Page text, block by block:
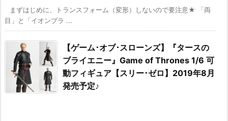
まずはじめに、トランスフォーム（変形）しないので要注意★ 「両
目」と「イオンブラ ...
【ゲーム･オブ･スローンズ】『タースの
ブライエニー』Game of Thrones 1/6 可
動フィギュア【スリー･ゼロ】2019年8月
発売予定♪